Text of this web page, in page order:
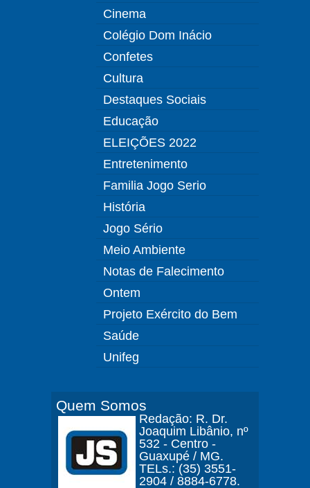
Cinema
Colégio Dom Inácio
Confetes
Cultura
Destaques Sociais
Educação
ELEIÇÕES 2022
Entretenimento
Familia Jogo Serio
História
Jogo Sério
Meio Ambiente
Notas de Falecimento
Ontem
Projeto Exército do Bem
Saúde
Unifeg
Quem Somos
Redação: R. Dr.
Joaquim Libânio, nº
532 - Centro -
Guaxupé / MG.
TELs.: (35) 3551-
2904 / 8884-6778.